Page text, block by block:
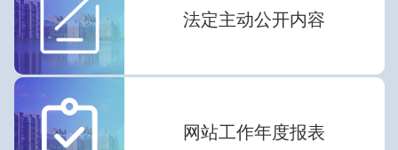
法定主动公开内容
网站工作年度报表